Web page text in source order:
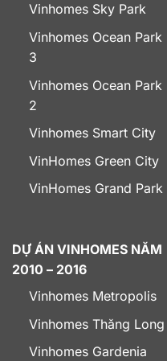
Vinhomes Sky Park
Vinhomes Ocean Park
3
Vinhomes Ocean Park
2
Vinhomes Smart City
VinHomes Green City
VinHomes Grand Park
DỰ ÁN VINHOMES NĂM
2010 – 2016
Vinhomes Metropolis
Vinhomes Thăng Long
Vinhomes Gardenia